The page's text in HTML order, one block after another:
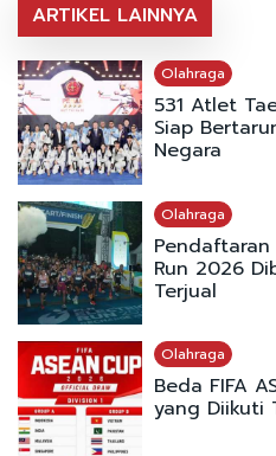
ARTIKEL LAINNYA
Olahraga
531 Atlet
Siap
Negara
Olahraga
Pendaftaran
Run 2026
Terjual
Olahraga
Beda FIFA
yang Diikuti